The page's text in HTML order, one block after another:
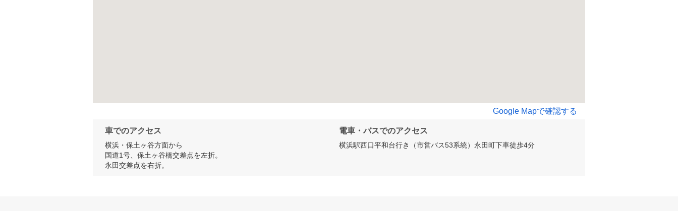
Google Mapで確認する
車でのアクセス
横浜・保土ヶ谷方面から
国道1号、保土ヶ谷橋交差点を左折。
永田交差点を右折。
電車・バスでのアクセス
横浜駅西口平和台行き（市営バス53系統）永田町下車徒歩4分